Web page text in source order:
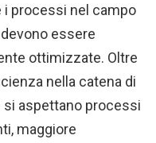
i processi nel campo
essere
ottimizzate. Oltre
nella catena di
si aspettano processi
maggiore